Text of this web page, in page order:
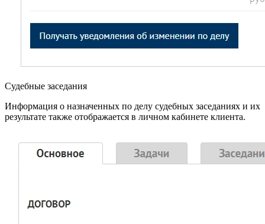
Судебные заседания
Информация о назначенных по делу судебных заседаниях и их
результате также отображается в личном кабинете клиента.